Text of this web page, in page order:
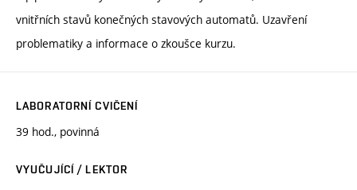
vnitřních stavů konečných stavových automatů. Uzavření
problematiky a informace o zkoušce kurzu.
LABORATORNÍ CVIČENÍ
39 hod., povinná
VYUČUJÍCÍ / LEKTOR